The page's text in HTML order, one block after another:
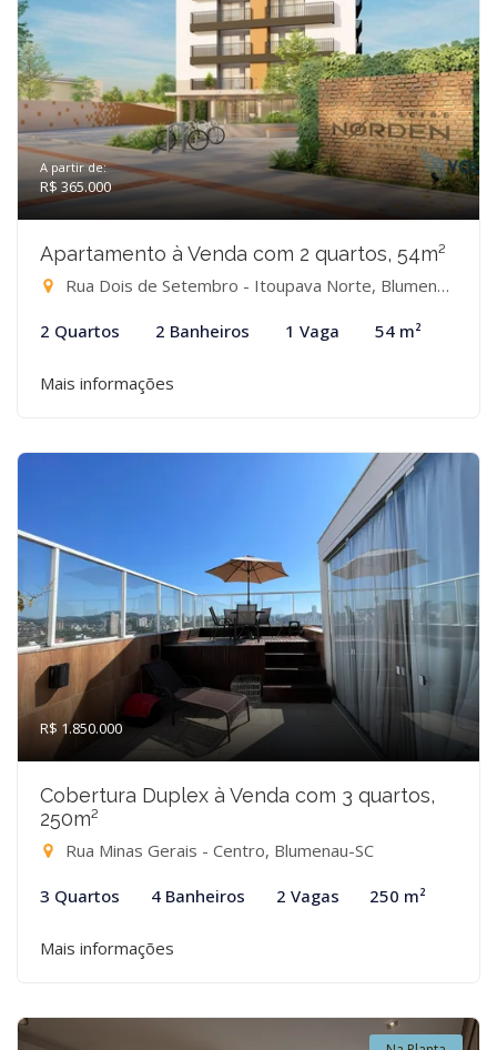
A partir de:
R$ 365.000
Apartamento à Venda com 2 quartos, 54m²
Rua Dois de Setembro - Itoupava Norte, Blumenau-SC
2 Quartos 2 Banheiros 1 Vaga 54 m²
Mais informações
R$ 1.850.000
Cobertura Duplex à Venda com 3 quartos,
250m²
Rua Minas Gerais - Centro, Blumenau-SC
3 Quartos 4 Banheiros 2 Vagas 250 m²
Mais informações